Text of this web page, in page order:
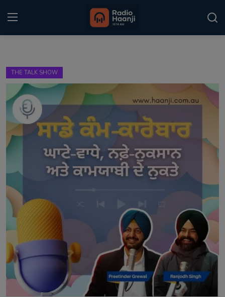
Home
Punjabi Podcast
Kitaab Kahani
Gallery
Sponsors
Matrimonial
Event
Contact
THE TALK SHOW